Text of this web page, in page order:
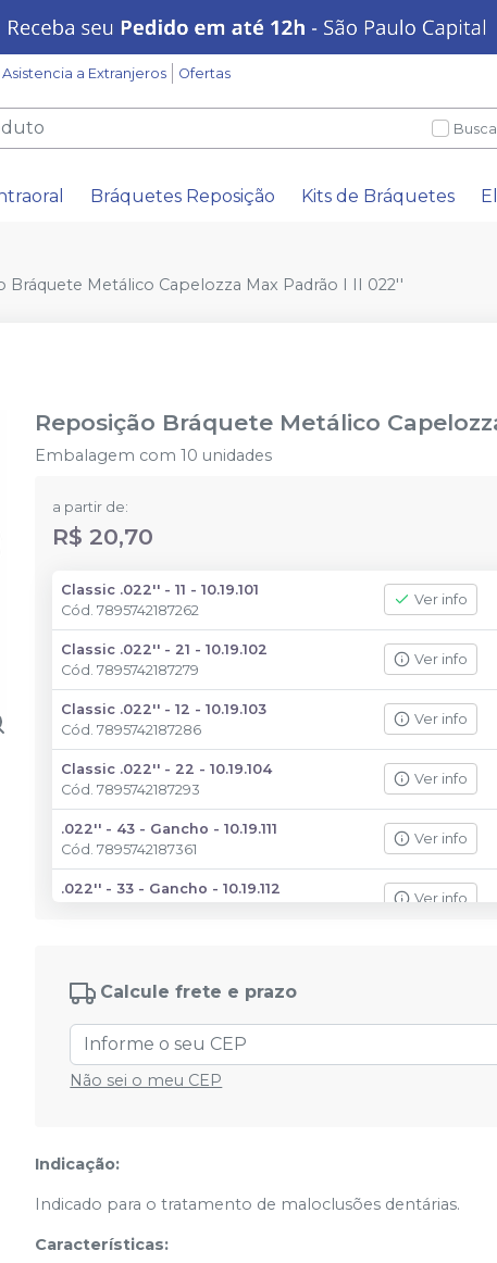
Asistencia a Extranjeros Ofertas
Bráquetes Reposição Kits de Bráquetes
Bráquete Metálico Capelozza Max Padrão I II 022''
Reposição Bráquete Metálico
Embalagem com 10 unidades
a partir de:
R$ 20,70
Classic .022'' - 11 - 10.19.101
Cód.7895742187262
Ver info
Classic .022'' - 21 - 10.19.102
Cód.7895742187279
Ver info
Classic .022'' - 12 - 10.19.103
Cód.7895742187286
Ver info
Classic .022'' - 22 - 10.19.104
Cód.7895742187293
Ver info
.022'' - 43 - Gancho - 10.19.111
Cód.7895742187361
Ver info
.022'' - 33 - Gancho - 10.19.112
Ver info
Calcule frete e prazo
Não sei o meu CEP
Indicação:
Indicado para o tratamento de maloclusões dentárias.
Características: